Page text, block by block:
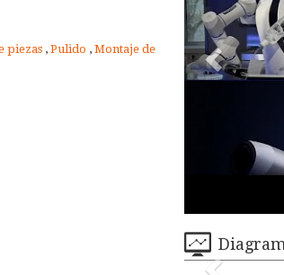
piezas , Pulido , Montaje de